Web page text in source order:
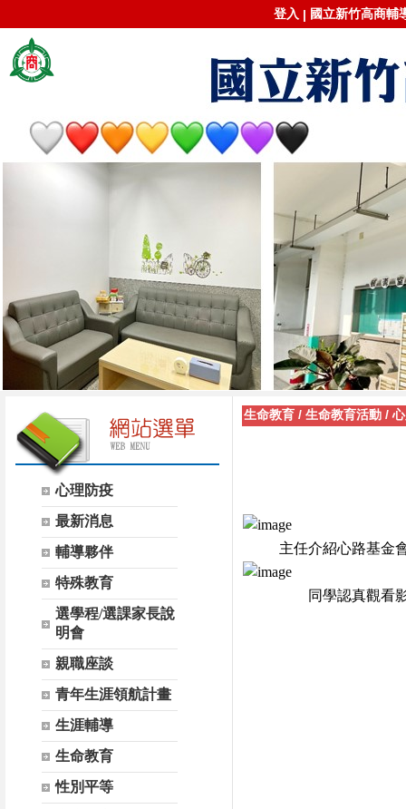
登入 | 國立新竹高商
心理防疫
最新消息
輔導夥伴
特殊教育
選學程/選課家長說
明會
親職座談
青年生涯領航計畫
生涯輔導
生命教育
性別平等
生命教育 / 生命教育活動 /
主任介紹心路基金
同學認真觀看